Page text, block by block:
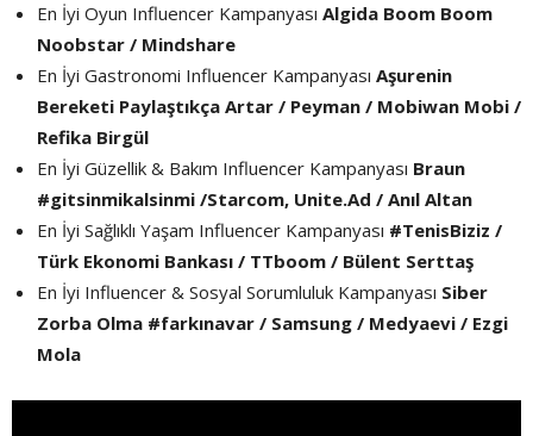
En İyi Oyun Influencer Kampanyası Algida Boom Boom
Noobstar / Mindshare
En İyi Gastronomi Influencer Kampanyası Aşurenin
Bereketi Paylaştıkça Artar / Peyman / Mobiwan Mobi /
Refika Birgül
En İyi Güzellik & Bakım Influencer Kampanyası Braun
#gitsinmikalsinmi /Starcom, Unite.Ad / Anıl Altan
En İyi Sağlıklı Yaşam Influencer Kampanyası #TenisBiziz /
Türk Ekonomi Bankası / TTboom / Bülent Serttaş
En İyi Influencer & Sosyal Sorumluluk Kampanyası Siber
Zorba Olma #farkınavar / Samsung / Medyaevi / Ezgi
Mola